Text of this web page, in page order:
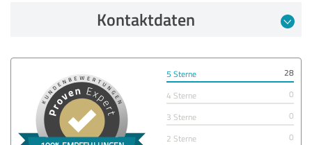
Kontaktdaten
5 Sterne
28
4 Sterne
0
3 Sterne
0
2 Sterne
0